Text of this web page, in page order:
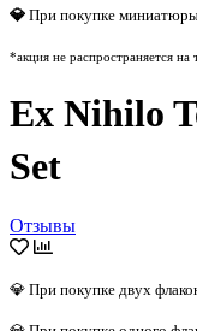
💎 При покупке
*акция не распространяется на
Ex Nihilo
Set
Отзывы
💎 При покупке двух